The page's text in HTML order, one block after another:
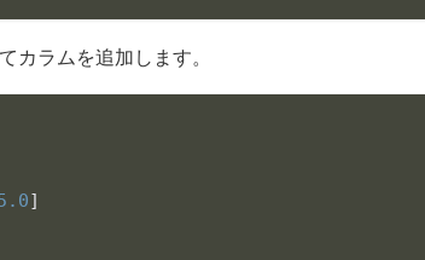
カラムを追加します。
]